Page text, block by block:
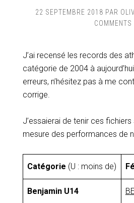
22 SEPTEMBRE 2018 PAR
COMMENTS
J’ai recensé les records des
catégorie de 2004 à
erreurs, n’hésitez pas à me
corrige.
J’essaierai de tenir ces
mesure des performances de
Catégorie (U : moins de)
Benjamin U14